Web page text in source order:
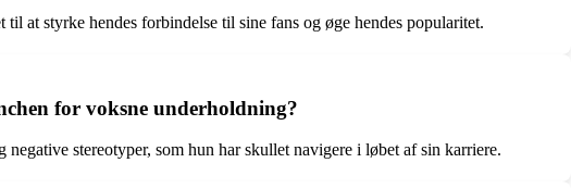
at styrke hendes forbindelse til sine fans og øge hendes popularitet.
for voksne underholdning?
stereotyper, som hun har skullet navigere i løbet af sin karriere.